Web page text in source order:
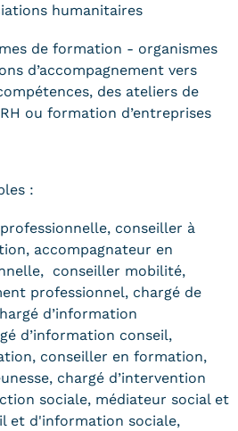
humanitaires
de formation - organismes
d’accompagnement vers
des ateliers de
ou formation d’entreprises
:
conseiller à
accompagnateur en
conseiller mobilité,
professionnel, chargé de
d’information
d’information conseil,
conseiller en formation,
chargé d’intervention
sociale, médiateur social et
et d'information sociale,